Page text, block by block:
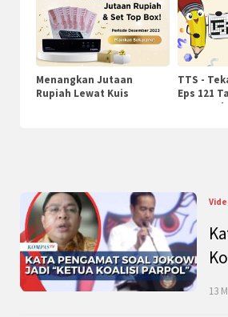
Menangkan Jutaan
Rupiah Lewat Kuis
TTS -
Eps 121
13